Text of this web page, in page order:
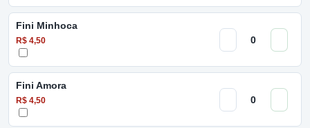
Fini Minhoca
R$ 4,50
Fini Amora
R$ 4,50